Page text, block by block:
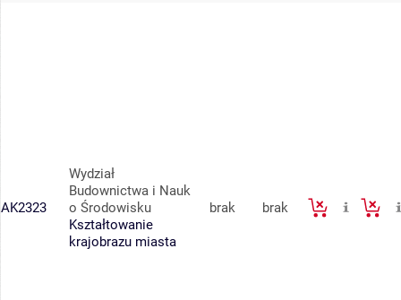
AK2323
Wydział
Budownictwa i Nauk
o Środowisku
Kształtowanie
krajobrazu miasta
brak brak